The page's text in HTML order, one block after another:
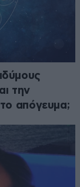
την
απόγευμα;